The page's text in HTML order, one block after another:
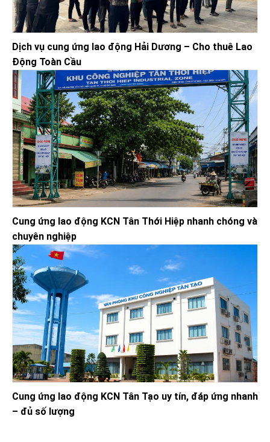
Dịch vụ cung ứng lao động Hải Dương – Cho thuê Lao
Động Toàn Cầu
Cung ứng lao động KCN Tân Thới Hiệp nhanh chóng và
chuyên nghiệp
Cung ứng lao động KCN Tân Tạo uy tín, đáp ứng nhanh
– đủ số lượng